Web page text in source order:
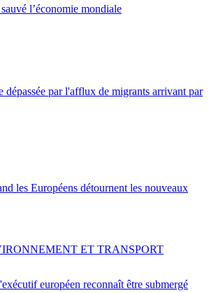
l’économie mondiale
dépassée par l'afflux de migrants arrivant par
les Européens détournent les nouveaux
européen reconnaît être submergé
ET TRANSPORT